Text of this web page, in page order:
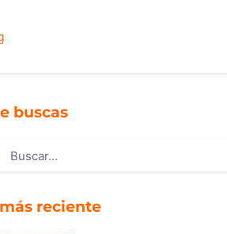
buscas
reciente